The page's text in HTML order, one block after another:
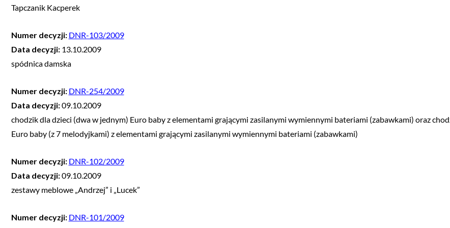
Tapczanik Kacperek
Numer decyzji: DNR-103/2009
Data decyzji: 13.10.2009
spódnica damska
Numer decyzji: DNR-254/2009
Data decyzji:09.10.2009
chodzik dla dzieci (dwa w jednym) Euro baby z elementami grającymi zasilanymi wymiennymi bateriami (zabawkami) oraz
Euro baby (z 7 melodyjkami) z elementami grającymi zasilanymi wymiennymi bateriami (zabawkami)
Numer decyzji: DNR-102/2009
Data decyzji:09.10.2009
zestawy meblowe „Andrzej” i „Lucek”
Numer decyzji: DNR-101/2009